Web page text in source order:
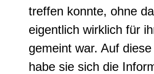
treffen konnte, ohne
eigentlich wirklich für
gemeint war. Auf
habe sie sich die